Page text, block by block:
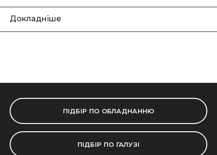
Докладніше
ПІДБІР ПО ОБЛАДНАННЮ
ПІДБІР ПО ГАЛУЗІ